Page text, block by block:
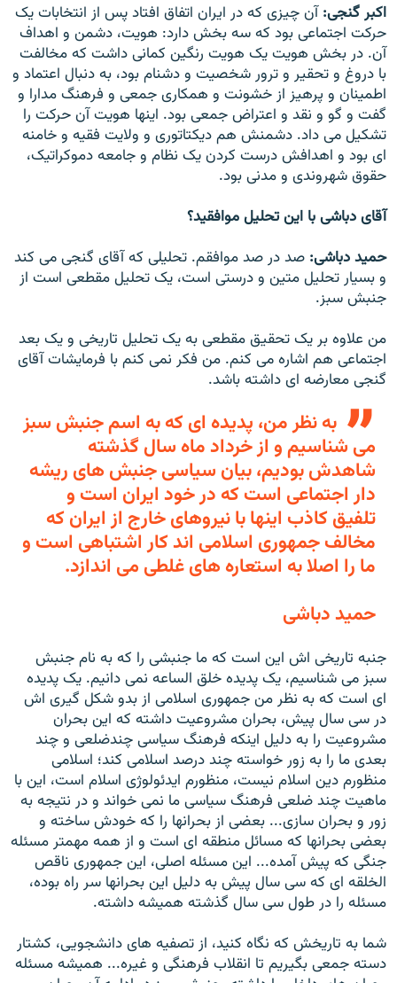
اکبر گنجی:آن چيزی که در ايران اتفاق افتاد پس از انتخابات يک
حرکت اجتماعی بود که سه بخش دارد: هويت، دشمن و اهداف
آن. در بخش هويت يک هويت رنگين کمانی داشت که مخالفت
با دروغ و تحقير و ترور شخصيت و دشنام بود، به دنبال اعتماد و
اطمينان و پرهيز از خشونت و همکاری جمعی و فرهنگ مدارا و
گفت و گو و نقد و اعتراض جمعی بود. اينها هويت آن حرکت را
تشکيل می داد. دشمنش هم ديکتاتوری و ولايت فقيه و خامنه
ای بود و اهدافش درست کردن يک نظام و جامعه دموکراتيک،
حقوق شهروندی و مدنی بود.
آقای دباشی با اين تحليل موافقيد؟
حميد دباشی: صد در صد موافقم. تحليلی که آقای گنجی می کند
و بسيار تحليل متين و درستی است، يک تحليل مقطعی است از
جنبش سبز.
من علاوه بر يک تحقيق مقطعی به يک تحليل تاريخی و يک بعد
اجتماعی هم اشاره می کنم. من فکر نمی کنم با فرمايشات آقای
گنجی معارضه ای داشته باشد.
به نظر من، پديده ای که به اسم جنبش سبز
می شناسيم و از خرداد ماه سال گذشته
شاهدش بوديم، بيان سياسی جنبش های ريشه
دار اجتماعی است که در خود ايران است و
تلفيق کاذب اينها با نيروهای خارج از ايران که
مخالف جمهوری اسلامی اند کار اشتباهی است و
ما را اصلا به استعاره های غلطی می اندازد.
حمید دباشی
جنبه تاريخی اش اين است که ما جنبشی را که به نام جنبش
سبز می شناسيم، يک پديده خلق الساعه نمی دانيم. يک پديده
ای است که به نظر من جمهوری اسلامی از بدو شکل گيری اش
در سی سال پيش، بحران مشروعيت داشته که اين بحران
مشروعيت را به دليل اينکه فرهنگ سياسی چندضلعی و چند
بعدی ما را به زور خواسته چند درصد اسلامی کند؛ اسلامی
منظورم دين اسلام نيست، منظورم ايدئولوژی اسلام است، اين با
ماهيت چند ضلعی فرهنگ سياسی ما نمی خواند و در نتيجه به
زور و بحران سازی... بعضی از بحرانها را که خودش ساخته و
بعضی بحرانها که مسائل منطقه ای است و از همه مهمتر مسئله
جنگی که پيش آمده... اين مسئله اصلی، اين جمهوری ناقص
الخلقه ای که سی سال پيش به دليل اين بحرانها سر راه بوده،
مسئله را در طول سی سال گذشته هميشه داشته.
شما به تاريخش که نگاه کنيد، از تصفيه های دانشجويی، کشتار
دسته جمعی بگيريم تا انقلاب فرهنگی و غيره... هميشه مسئله